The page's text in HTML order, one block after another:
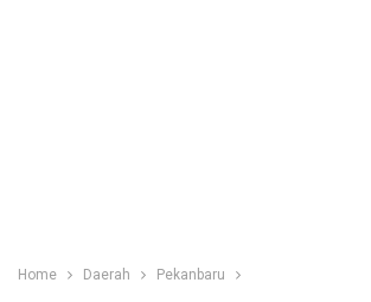
Home Daerah Pekanbaru